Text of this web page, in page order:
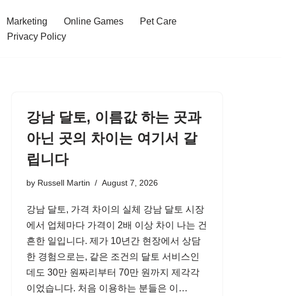
Marketing Online Games
Pet Care
Privacy Policy
강남 달토, 이름값 하는 곳과
아닌 곳의 차이는 여기서 갈
립니다
by Russell Martin August 7, 2026
강남 달토, 가격 차이의 실체 강남 달토 시장
에서 업체마다 가격이 2배 이상 차이 나는 건
흔한 일입니다. 제가 10년간 현장에서 상담
한 경험으로는, 같은 조건의 달토 서비스인
데도 30만 원짜리부터 70만 원까지 제각각
이었습니다. 처음 이용하는 분들은 이…